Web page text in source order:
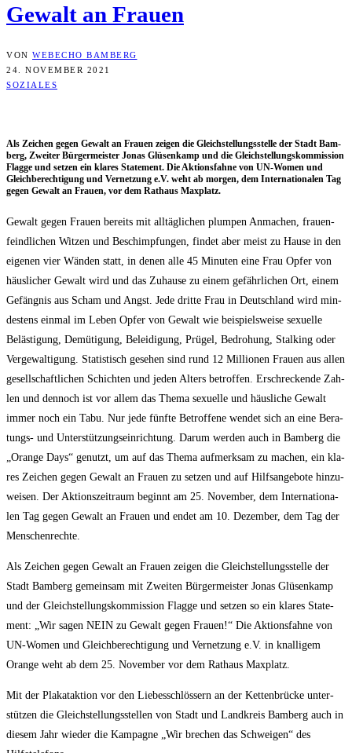
Gewalt an Frauen
VON WEBECHO BAMBERG
24. NOVEMBER 2021
SOZIALES
Als Zei­chen gegen Gewalt an Frau­en zei­gen die Gleich­stel­lungs­stel­le der Stadt Bam­
berg, Zwei­ter Bür­ger­meis­ter Jonas Glüsen­kamp und die Gleich­stel­lungs­kom­mis­si­on
Flag­ge und set­zen ein kla­res State­ment. Die Akti­ons­fah­ne von UN-Women und
Gleich­be­rech­ti­gung und Ver­net­zung e.V. weht ab mor­gen, dem Inter­na­tio­na­len Tag
gegen Gewalt an Frau­en, vor dem Rat­haus Maxplatz.
Gewalt gegen Frau­en bereits mit all­täg­li­chen plum­pen Anma­chen, frau­en­
feind­li­chen Wit­zen und Beschimp­fun­gen, fin­det aber meist zu Hau­se in den
eige­nen vier Wän­den statt, in denen alle 45 Minu­ten eine Frau Opfer von
häus­li­cher Gewalt wird und das Zuhau­se zu einem gefähr­li­chen Ort, einem
Gefäng­nis aus Scham und Angst. Jede drit­te Frau in Deutsch­land wird min­
des­tens ein­mal im Leben Opfer von Gewalt wie bei­spiels­wei­se sexu­el­le
Beläs­ti­gung, Demü­ti­gung, Belei­di­gung, Prü­gel, Bedro­hung, Stal­king oder
Ver­ge­wal­ti­gung. Sta­tis­tisch gese­hen sind rund 12 Mil­lio­nen Frau­en aus allen
gesell­schaft­li­chen Schich­ten und jeden Alters betrof­fen. Erschre­cken­de Zah­
len und den­noch ist vor allem das The­ma sexu­el­le und häus­li­che Gewalt
immer noch ein Tabu. Nur jede fünf­te Betrof­fe­ne wen­det sich an eine Bera­
tungs- und Unter­stüt­zungs­ein­rich­tung. Dar­um wer­den auch in Bam­berg die
„Oran­ge Days“ genutzt, um auf das The­ma auf­merk­sam zu machen, ein kla­
res Zei­chen gegen Gewalt an Frau­en zu set­zen und auf Hilfs­an­ge­bo­te hin­zu­
wei­sen. Der Akti­ons­zeit­raum beginnt am 25. Novem­ber, dem Inter­na­tio­na­
len Tag gegen Gewalt an Frau­en und endet am 10. Dezem­ber, dem Tag der
Menschenrechte.
Als Zei­chen gegen Gewalt an Frau­en zei­gen die Gleich­stel­lungs­stel­le der
Stadt Bam­berg gemein­sam mit Zwei­ten Bür­ger­meis­ter Jonas Glüsen­kamp
und der Gleich­stel­lungs­kom­mis­si­on Flag­ge und set­zen so ein kla­res State­
ment: „Wir sagen NEIN zu Gewalt gegen Frau­en!“ Die Akti­ons­fah­ne von
UN-Women und Gleich­be­rech­ti­gung und Ver­net­zung e.V. in knal­li­gem
Oran­ge weht ab dem 25. Novem­ber vor dem Rat­haus Maxplatz.
Mit der Pla­kat­ak­ti­on vor den Lie­bes­schlös­sern an der Ket­ten­brü­cke unter­
stüt­zen die Gleich­stel­lungs­stel­len von Stadt und Land­kreis Bam­berg auch in
die­sem Jahr wie­der die Kam­pa­gne „Wir bre­chen das Schwei­gen“ des